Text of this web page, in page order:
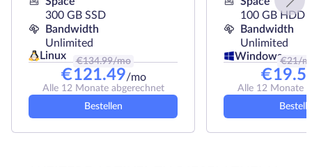
300 GB SSD
Bandwidth
Unlimited
Linux
€134.99/mo
€121.49/mo
Alle 12 Monate abgerechnet
Bestellen
100 GB HDD
Bandwidth
Unlimited
Windows€21/
€
Alle 12 Monate